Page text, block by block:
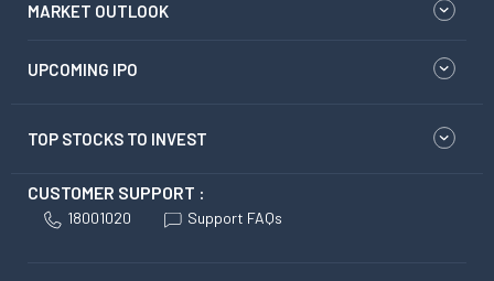
MARKET OUTLOOK
UPCOMING IPO
TOP STOCKS TO INVEST
CUSTOMER SUPPORT :
18001020 Support FAQs